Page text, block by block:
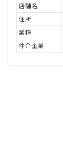
店舗名
住所
業種
仲介企業